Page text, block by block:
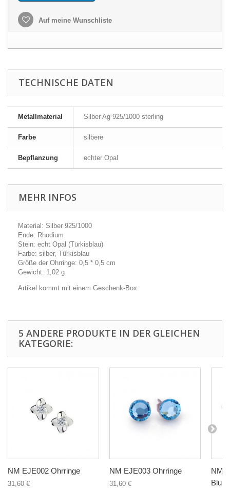
Auf meine Wunschliste
TECHNISCHE DATEN
Metallmaterial Silber Ag 925/1000 sterling
Farbe silbere
Bepflanzung echter Opal
MEHR INFOS
Material: Silber 925/1000
Ende: Rhodium
Stein: echt Opal (Türkisblau)
Farbe: silber, Türkisblau
Größe der Ohrringe: 0,5 * 0,5 cm
Gewicht: 1,02 g
Artikel kommt mit einem Geschenk-Box.
5 ANDERE PRODUKTE IN DER GLEICHEN
KATEGORIE:
NM EJE002 Ohrringe
31,60 €
NM EJE003 Ohrringe
31,60 €
NM